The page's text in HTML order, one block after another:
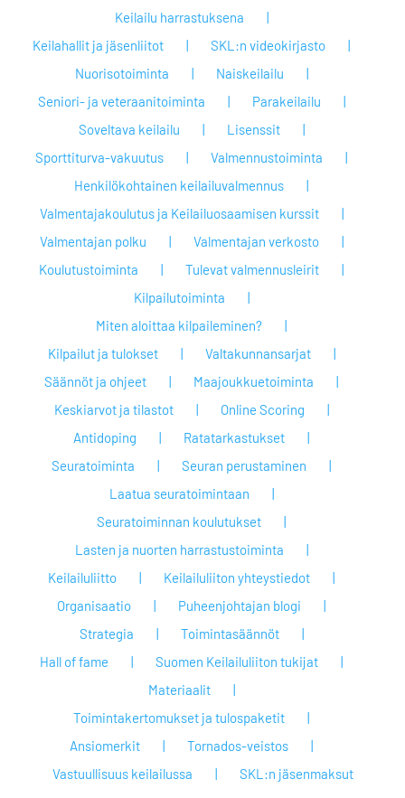
Keilailu harrastuksena
Keilahallit ja jäsenliitot
SKL:n videokirjasto
Nuorisotoiminta
Naiskeilailu
Seniori- ja veteraanitoiminta
Parakeilailu
Soveltava keilailu
Lisenssit
Sporttiturva-vakuutus
Valmennustoiminta
Henkilökohtainen keilailuvalmennus
Valmentajakoulutus ja Keilailuosaamisen kurssit
Valmentajan polku
Valmentajan verkosto
Koulutustoiminta
Tulevat valmennusleirit
Kilpailutoiminta
Miten aloittaa kilpaileminen?
Kilpailut ja tulokset
Valtakunnansarjat
Säännöt ja ohjeet
Maajoukkuetoiminta
Keskiarvot ja tilastot
Online Scoring
Antidoping
Ratatarkastukset
Seuratoiminta
Seuran perustaminen
Laatua seuratoimintaan
Seuratoiminnan koulutukset
Lasten ja nuorten harrastustoiminta
Keilailuliitto
Keilailuliiton yhteystiedot
Organisaatio
Puheenjohtajan blogi
Strategia
Toimintasäännöt
Hall of fame
Suomen Keilailuliiton tukijat
Materiaalit
Toimintakertomukset ja tulospaketit
Ansiomerkit
Tornados-veistos
Vastuullisuus keilailussa
SKL:n jäsenmaksut